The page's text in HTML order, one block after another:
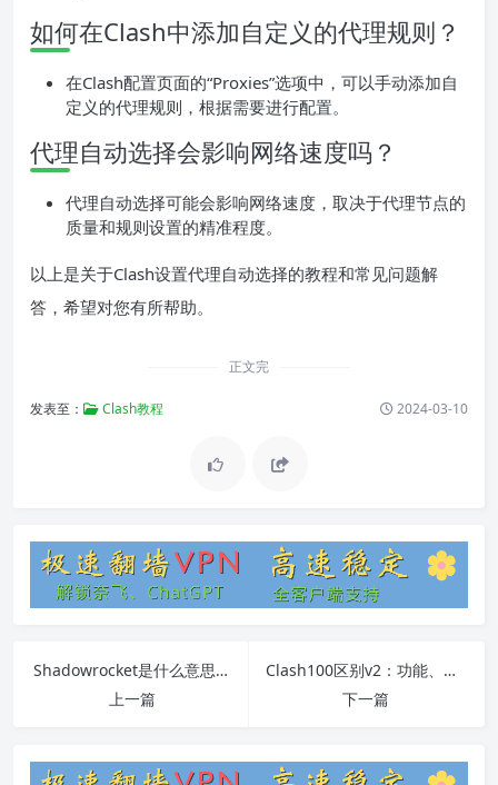
如何在Clash中添加自定义的代理规则？
在Clash配置页面的“Proxies”选项中，可以手动添加自
定义的代理规则，根据需要进行配置。
代理自动选择会影响网络速度吗？
代理自动选择可能会影响网络速度，取决于代理节点的
质量和规则设置的精准程度。
以上是关于Clash设置代理自动选择的教程和常见问题解
答，希望对您有所帮助。
正文完
发表至： Clash教程 2024-03-10
Shadowrocket是什么意思？功能和使用教程详解
上一篇
Clash100区别v2：功能、性能、使用方法详解
下一篇